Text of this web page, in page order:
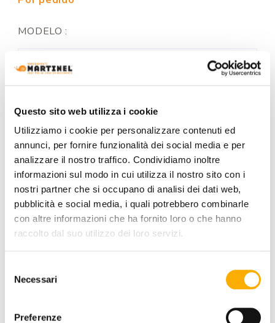
Questo sito web utilizza i cookie
Utilizziamo i cookie per personalizzare contenuti ed
annunci, per fornire funzionalità dei social media e per
analizzare il nostro traffico. Condividiamo inoltre
informazioni sul modo in cui utilizza il nostro sito con i
nostri partner che si occupano di analisi dei dati web,
pubblicità e social media, i quali potrebbero combinarle
con altre informazioni che ha fornito loro o che hanno
raccolto dal suo utilizzo dei loro servizi.
delNecessari
Preferenze
MODELO :
COLORES: